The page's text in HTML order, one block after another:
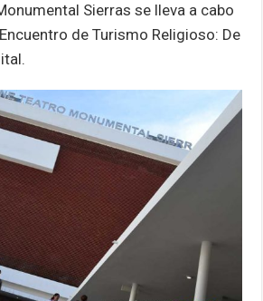
Sierras se lleva a cabo
de Turismo Religioso: De